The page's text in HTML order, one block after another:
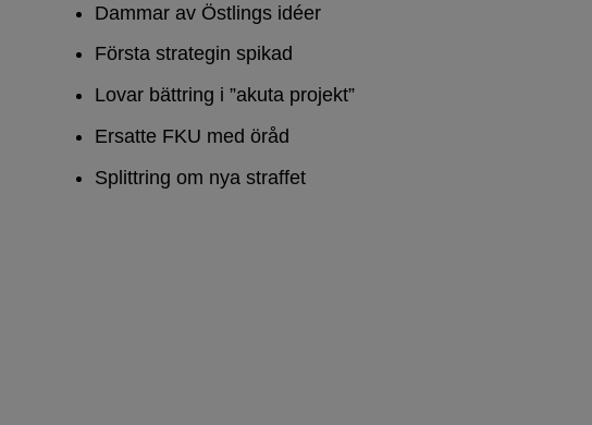
Dammar av Östlings idéer
Första strategin spikad
Lovar bättring i ”akuta projekt”
Ersatte FKU med öråd
Splittring om nya straffet